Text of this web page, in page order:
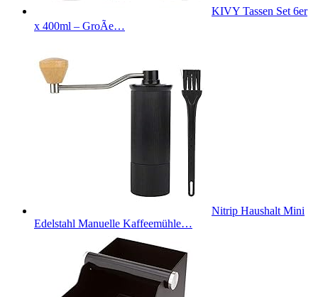
KIVY Tassen Set 6er
x 400ml – GroÃe…
Nitrip Haushalt Mini
Edelstahl Manuelle Kaffeemühle…